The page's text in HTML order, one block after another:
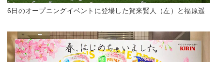
6日のオープニングイベントに登場した賀来賢人（左）と福原遥